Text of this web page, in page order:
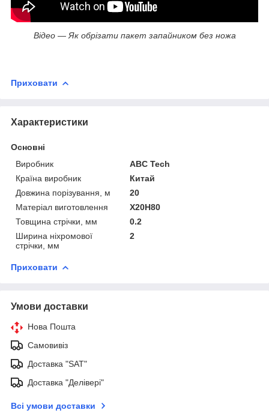
Відео — Як обрізати пакет запайником без ножа
Приховати
Характеристики
Основні
Виробник
ABC Tech
Країна виробник
Китай
Довжина порізування, м
20
Матеріал виготовлення
Х20Н80
Товщина стрічки, мм
0.2
Ширина ніхромової
стрічки, мм
2
Приховати
Умови доставки
Нова Пошта
Самовивіз
Доставка "SAT"
Доставка "Делівері"
Всі умови доставки